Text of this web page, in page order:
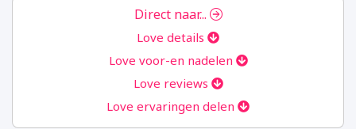
Direct naar...
Love details
Love voor-en nadelen
Love reviews
Love ervaringen delen
delen, kunnen wij u van dienst zijn met
gepersonaliseerde content en aanbiedingen.
Instellingen opslaan